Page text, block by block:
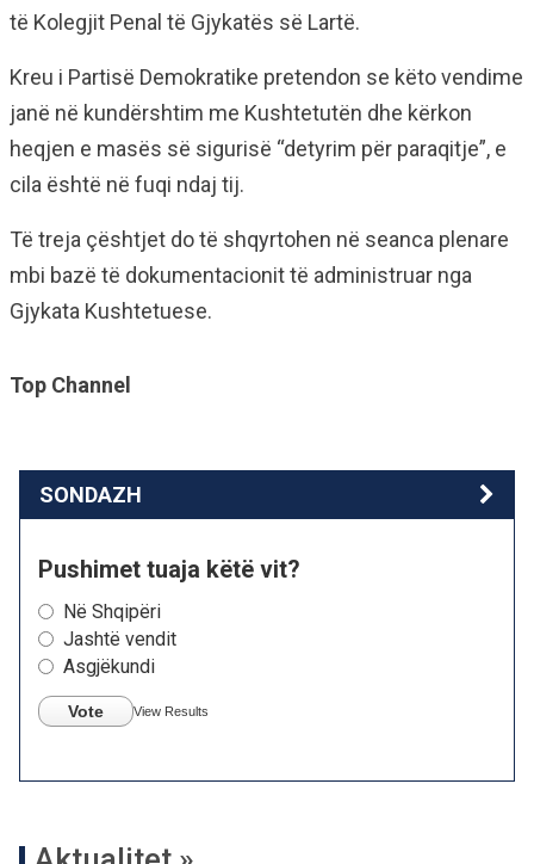
të Kolegjit Penal të Gjykatës së Lartë.
Kreu i Partisë Demokratike pretendon se këto vendime
janë në kundërshtim me Kushtetutën dhe kërkon
heqjen e masës së sigurisë “detyrim për paraqitje”, e
cila është në fuqi ndaj tij.
Të treja çështjet do të shqyrtohen në seanca plenare
mbi bazë të dokumentacionit të administruar nga
Gjykata Kushtetuese.
Top Channel
SONDAZH
Pushimet tuaja këtë vit?
Në Shqipëri
Jashtë vendit
Asgjëkundi
Vote View Results